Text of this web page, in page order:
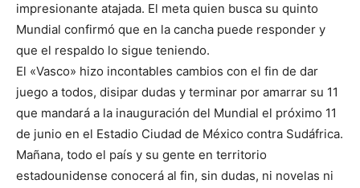
impresionante atajada. El meta quien busca su quinto
Mundial confirmó que en la cancha puede responder y
que el respaldo lo sigue teniendo.
El «Vasco» hizo incontables cambios con el fin de dar
juego a todos, disipar dudas y terminar por amarrar su 11
que mandará a la inauguración del Mundial el próximo 11
de junio en el Estadio Ciudad de México contra Sudáfrica.
Mañana, todo el país y su gente en territorio
estadounidense conocerá al fin, sin dudas, ni novelas ni